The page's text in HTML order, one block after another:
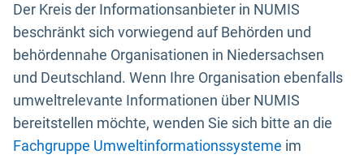
Der Kreis der Informationsanbieter in NUMIS
beschränkt sich vorwiegend auf Behörden und
behördennahe Organisationen in Niedersachsen
und Deutschland. Wenn Ihre Organisation ebenfalls
umweltrelevante Informationen über NUMIS
bereitstellen möchte, wenden Sie sich bitte an die
Fachgruppe Umweltinformationssysteme im